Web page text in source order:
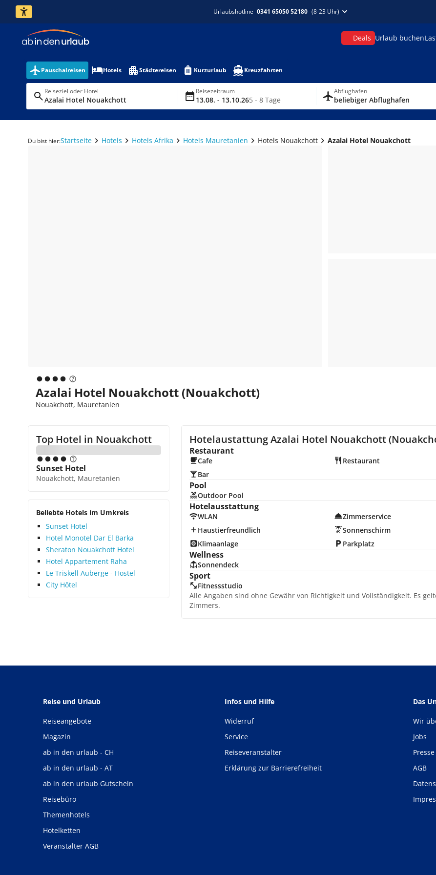
Urlaubshotline 0341 65050 52180 (8-23 Uhr)
Deals Urlaub buchen
Pauschalreisen Hotels Städtereisen Kurzurlaub Kreuzfahrten
Reiseziel oder Hotel
Azalai Hotel Nouakchott
Reisezeitraum
13.08. - 13.10.265 - 8 Tage
Abflughafen
beliebiger Abflughafen
Du bist hier:Startseite Hotels Hotels Afrika Hotels Mauretanien Hotels Nouakchott Azalai Hotel Nouakchott
Azalai Hotel Nouakchott (Nouakchott)
Nouakchott, Mauretanien
Top Hotel in Nouakchott
Sunset Hotel
Nouakchott, Mauretanien
Beliebte Hotels im Umkreis
Sunset Hotel
Hotel Monotel Dar El Barka
Sheraton Nouakchott Hotel
Hotel Appartement Raha
Le Triskell Auberge - Hostel
City Hôtel
Hotelaustattung Azalai Hotel Nouakchott
Restaurant
Cafe Restaurant
Bar
Pool
Outdoor Pool
Hotelausstattung
WLAN Zimmerservice
Haustierfreundlich
Sonnenschirm
Klimaanlage
Parkplatz
Wellness
Sonnendeck
Sport
Fitnessstudio
Alle Angaben sind ohne Gewähr von Richtigkeit und Vollständigkeit. Es
Zimmers.
Reise und Urlaub
Reiseangebote
Magazin
ab in den urlaub - CH
ab in den urlaub - AT
ab in den urlaub Gutschein
Reisebüro
Themenhotels
Hotelketten
Veranstalter AGB
Infos und Hilfe
Widerruf
Service
Reiseveranstalter
Erklärung zur Barrierefreiheit
Das
Wir
Jobs
Presse
AGB